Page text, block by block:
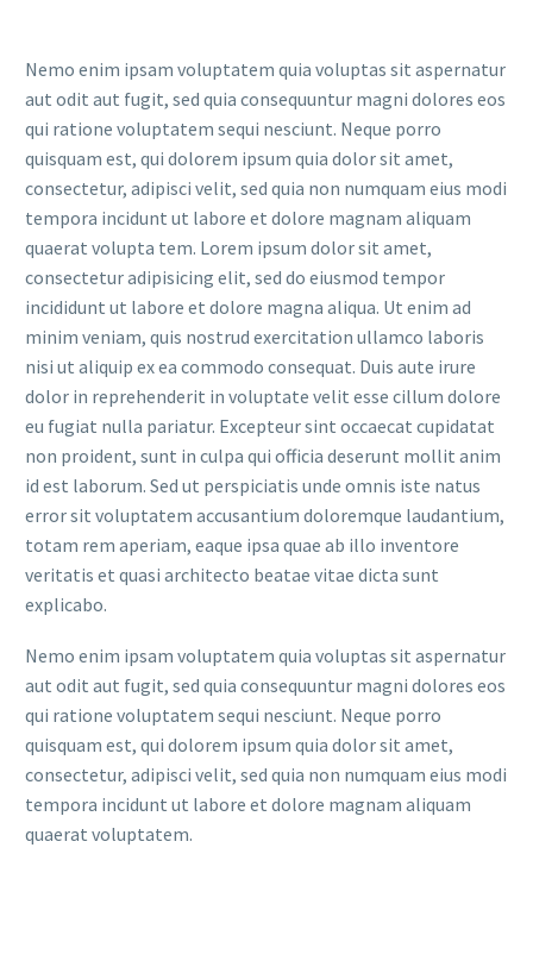
Nemo enim ipsam voluptatem quia voluptas sit aspernatur
aut odit aut fugit, sed quia consequuntur magni dolores eos
qui ratione voluptatem sequi nesciunt. Neque porro
quisquam est, qui dolorem ipsum quia dolor sit amet,
consectetur, adipisci velit, sed quia non numquam eius modi
tempora incidunt ut labore et dolore magnam aliquam
quaerat volupta tem. Lorem ipsum dolor sit amet,
consectetur adipisicing elit, sed do eiusmod tempor
incididunt ut labore et dolore magna aliqua. Ut enim ad
minim veniam, quis nostrud exercitation ullamco laboris
nisi ut aliquip ex ea commodo consequat. Duis aute irure
dolor in reprehenderit in voluptate velit esse cillum dolore
eu fugiat nulla pariatur. Excepteur sint occaecat cupidatat
non proident, sunt in culpa qui officia deserunt mollit anim
id est laborum. Sed ut perspiciatis unde omnis iste natus
error sit voluptatem accusantium doloremque laudantium,
totam rem aperiam, eaque ipsa quae ab illo inventore
veritatis et quasi architecto beatae vitae dicta sunt
explicabo.
Nemo enim ipsam voluptatem quia voluptas sit aspernatur
aut odit aut fugit, sed quia consequuntur magni dolores eos
qui ratione voluptatem sequi nesciunt. Neque porro
quisquam est, qui dolorem ipsum quia dolor sit amet,
consectetur, adipisci velit, sed quia non numquam eius modi
tempora incidunt ut labore et dolore magnam aliquam
quaerat voluptatem.